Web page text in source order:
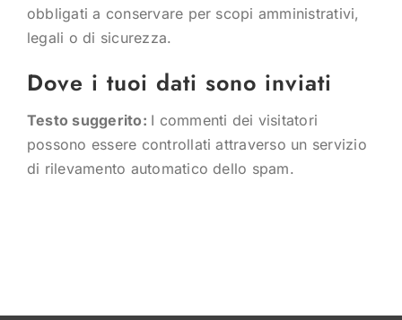
obbligati a conservare per scopi amministrativi,
legali o di sicurezza.
Dove i tuoi dati sono inviati
Testo suggerito: I commenti dei visitatori
possono essere controllati attraverso un servizio
di rilevamento automatico dello spam.